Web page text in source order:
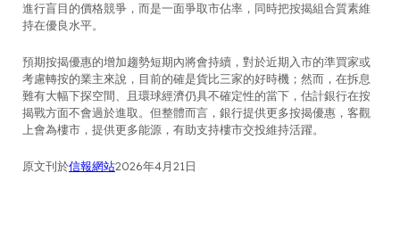
進行盲目的價格競爭，而是一面爭取市佔率，同時把按揭組合質素維
持在優良水平。
預期按揭優惠的增加趨勢短期內將會持續，對於近期入市的準買家或
考慮轉按的業主來說，目前的確是貨比三家的好時機；然而，在拆息
難有大幅下探空間、且環球經濟仍具不確定性的當下，估計銀行在按
揭戰方面不會過於進取。但整體而言，銀行提供更多按揭優惠，客觀
上會為樓市，提供更多能源，有助支持樓市交投維持活躍。
原文刊於信報網站2026年4月21日